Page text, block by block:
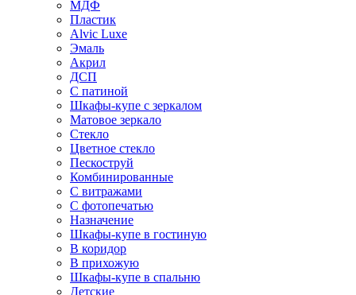
МДФ
Пластик
Alvic Luxe
Эмаль
Акрил
ДСП
С патиной
Шкафы-купе с зеркалом
Матовое зеркало
Стекло
Цветное стекло
Пескоструй
Комбинированные
С витражами
С фотопечатью
Назначение
Шкафы-купе в гостиную
В коридор
В прихожую
Шкафы-купе в спальню
Детские